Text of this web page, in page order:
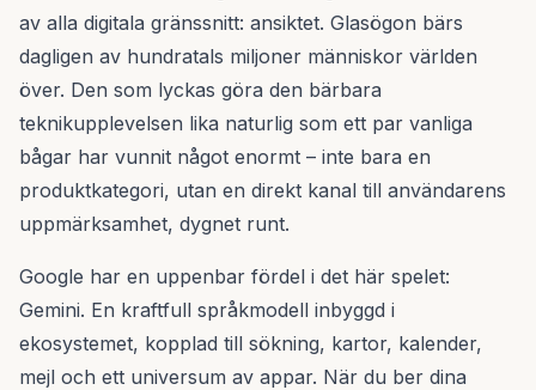
av alla digitala gränssnitt: ansiktet. Glasögon bärs
dagligen av hundratals miljoner människor världen
över. Den som lyckas göra den bärbara
teknikupplevelsen lika naturlig som ett par vanliga
bågar har vunnit något enormt – inte bara en
produktkategori, utan en direkt kanal till användarens
uppmärksamhet, dygnet runt.
Google har en uppenbar fördel i det här spelet:
Gemini. En kraftfull språkmodell inbyggd i
ekosystemet, kopplad till sökning, kartor, kalender,
mejl och ett universum av appar. När du ber dina